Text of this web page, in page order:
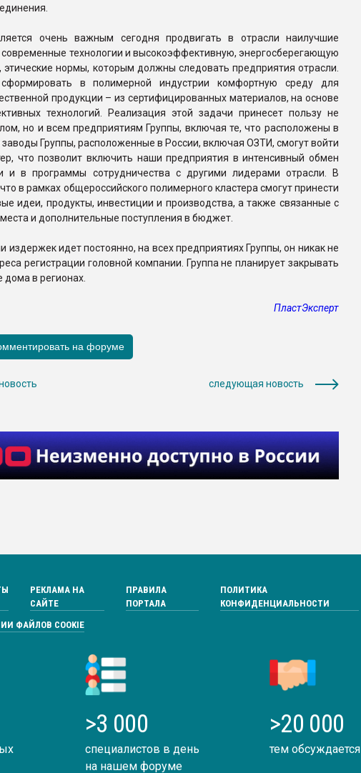
очень важным сегодня продвигать в отрасли наилучшие
современные технологии и высокоэффективную, энергосберегающую
этические нормы, которым должны следовать предприятия отрасли.
в полимерной индустрии комфортную среду для
продукции – из сертифицированных материалов, на основе
технологий. Реализация этой задачи принесет пользу не
но и всем предприятиям Группы, включая те, что расположены в
Группы, расположенные в России, включая ОЗТИ, смогут войти
что позволит включить наши предприятия в интенсивный обмен
и в программы сотрудничества с другими лидерами отрасли. В
в рамках общероссийского полимерного кластера смогут принести
идеи, продукты, инвестиции и производства, а также связанные с
и дополнительные поступления в бюджет.
издержек идет постоянно, на всех предприятиях Группы, он никак не
регистрации головной компании. Группа не планирует закрывать
дома в регионах.
ПластЭксперт
следующая новость
РЕКЛАМА НА
САЙТЕ
ПРАВИЛА
ПОРТАЛА
ПОЛИТИКА
КОНФИДЕНЦИАЛЬНОСТИ
ФАЙЛОВ COOKIE
>3 000
специалистов в день
на нашем форуме
>20 000
тем обсуждается